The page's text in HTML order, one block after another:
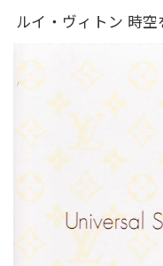
ルイ・ヴィトン 時空